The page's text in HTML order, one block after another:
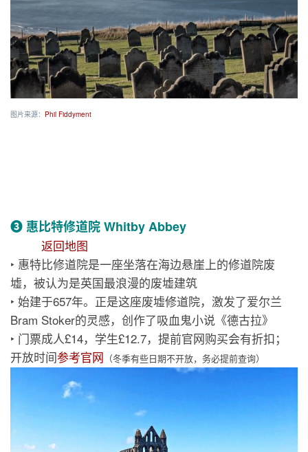
图片来源： Phil Fiddyment
❸ 惠比特修道院 Whitby Abbey
返回地图
‣ 惠特比修道院是一座坐落在海边悬崖上的修道院废
墟，被认为是英国最浪漫的废墟建筑
‣ 始建于657年。正是这座废墟修道院，激发了爱尔兰
Bram Stoker的灵感，创作了吸血鬼小说《德古拉》
‣ 门票成人£14，学生£12.7，提前官网购买会有折扣；
开放时间参考官网 （冬季有些日期不开放，务必提前查询）